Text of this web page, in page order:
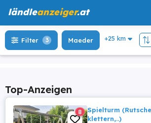
ländleanzeiger.at
Filter 3 Maeder
Top-Anzeigen
8
Spielturm
klettern,..)